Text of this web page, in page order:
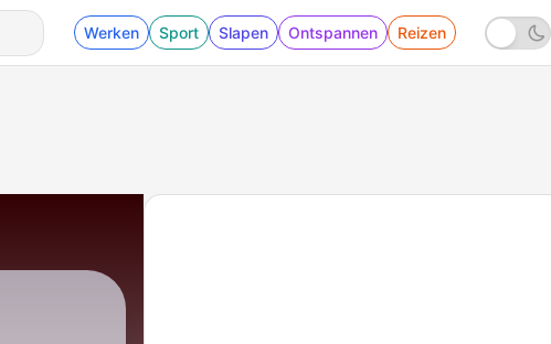
Werken Sport Slapen Ontspannen Reizen